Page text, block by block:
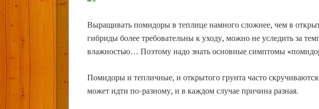
Выращивать помидоры в теплице намного сложнее, чем в
гибриды более требовательны к уходу, можно не уследить за
влажностью… Поэтому надо знать основные симптомы
Помидоры и тепличные, и открытого грунта часто
может идти по-разному, и в каждом случае причина разная.